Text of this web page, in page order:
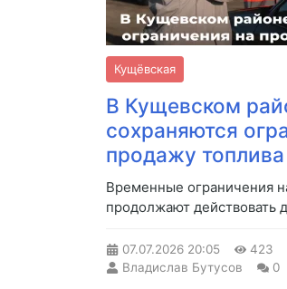
Кущёвская
В Кущевском
сохраняются
продажу топлива
Временные ограничения
продолжают действовать
07.07.2026 20:05
423
Владислав Бутусов
0